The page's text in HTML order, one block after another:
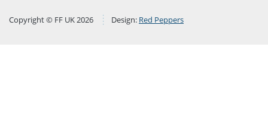
Copyright © FF UK 2026 Design: Red Peppers